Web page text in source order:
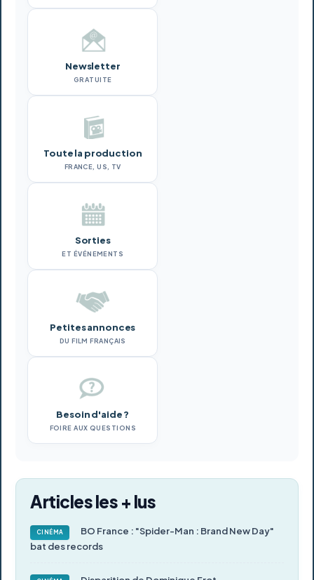
Newsletter
GRATUITE
Toute la production
FRANCE, US, TV
Sorties
ET ÉVÉNEMENTS
Petites annonces
DU FILM FRANÇAIS
Besoin d'aide ?
FOIRE AUX QUESTIONS
Articles les + lus
CINÉMA
BO France : "Spider-Man : Brand New Day"
bat des records